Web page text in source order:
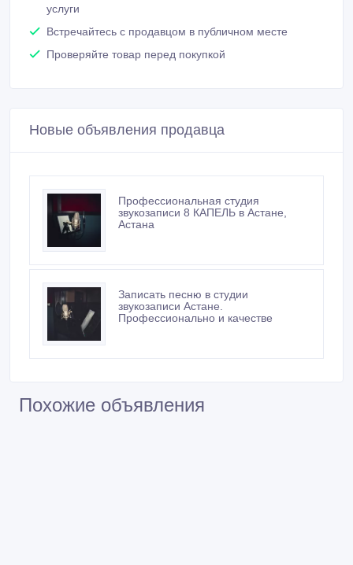
услуги
Встречайтесь с продавцом в публичном месте
Проверяйте товар перед покупкой
Новые объявления продавца
Профессиональная студия
звукозаписи 8 КАПЕЛЬ в Астане,
Астана
Записать песню в студии
звукозаписи Астане.
Профессионально и качестве
Похожие объявления